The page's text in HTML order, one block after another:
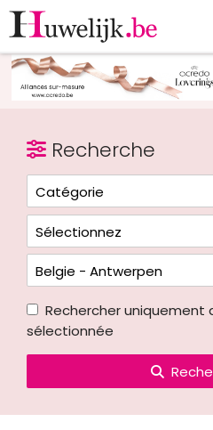
Recherche
Rechercher uniquement
sélectionnée